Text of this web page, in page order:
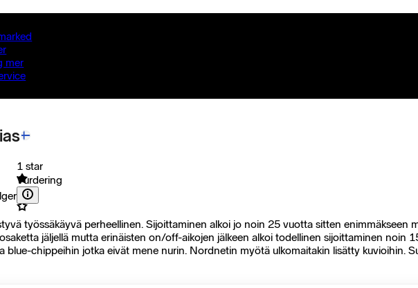
mer
1 star
Vurdering
työssäkäyvä perheellinen. Sijoittaminen alkoi jo noin 25 vuotta sitten enimmäkseen
jäljellä mutta erinäisten on/off-aikojen jälkeen alkoi todellinen sijoittaminen noin
blue-chippeihin jotka eivät mene nurin. Nordnetin myötä ulkomaitakin lisätty kuvioihin.